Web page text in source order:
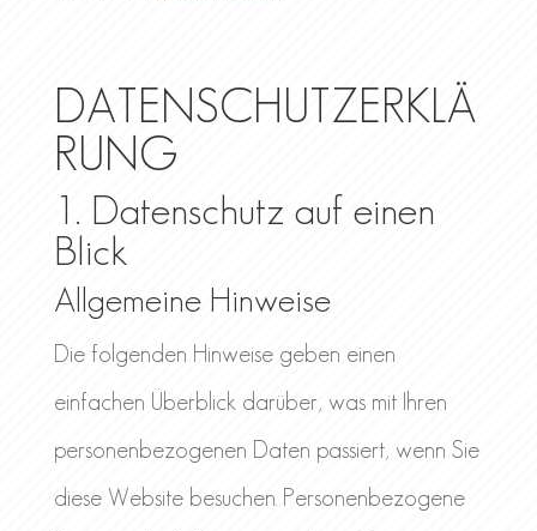
DATENSCHUTZERKLÄ
RUNG
1. Datenschutz auf einen
Blick
Allgemeine Hinweise
Die folgenden Hinweise geben einen
einfachen Überblick darüber, was mit Ihren
personenbezogenen Daten passiert, wenn Sie
diese Website besuchen. Personenbezogene